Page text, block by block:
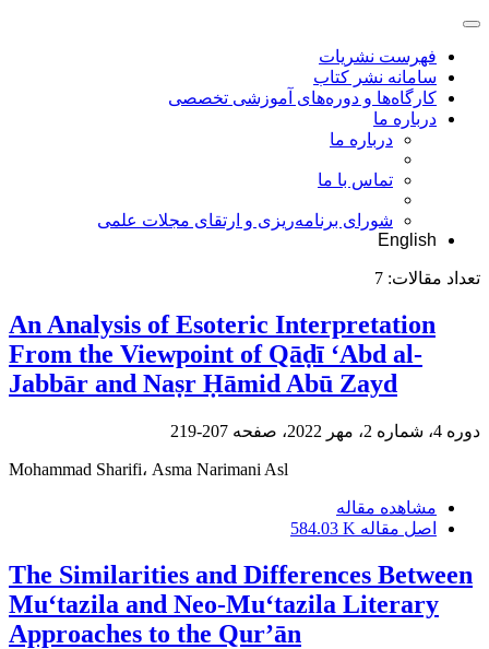
فهرست نشریات
سامانه نشر کتاب
کارگاه‌ها و دوره‌های آموزشی تخصصی
درباره ما
درباره ما
تماس با ما
شورای برنامه‌ریزی و ارتقای مجلات علمی
English
تعداد مقالات: 7
An Analysis of Esoteric Interpretation
From the Viewpoint of Qāḍī ‘Abd al-
Jabbār and Naṣr Ḥāmid Abū Zayd
دوره 4، شماره 2، مهر 2022، صفحه 207-219
Mohammad Sharifi، Asma Narimani Asl
مشاهده مقاله
اصل مقاله 584.03 K
The Similarities and Differences Between
Mu‘tazila and Neo-Mu‘tazila Literary
Approaches to the Qur’ān